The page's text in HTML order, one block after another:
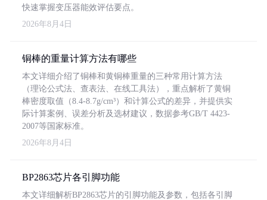
快速掌握变压器能效评估要点。
2026年8月4日
铜棒的重量计算方法有哪些
本文详细介绍了铜棒和黄铜棒重量的三种常用计算方法
（理论公式法、查表法、在线工具法），重点解析了黄铜
棒密度取值（8.4-8.7g/cm³）和计算公式的差异，并提供实
际计算案例、误差分析及选材建议，数据参考GB/T 4423-
2007等国家标准。
2026年8月4日
BP2863芯片各引脚功能
本文详细解析BP2863芯片的引脚功能及参数，包括各引脚